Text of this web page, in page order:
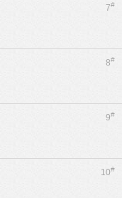
7#
8#
9#
10#